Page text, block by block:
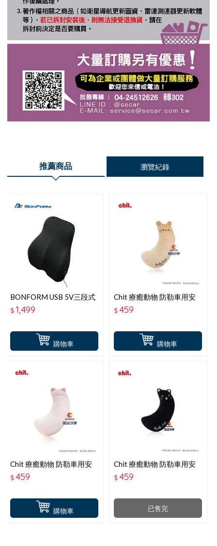
推薦商品 瀏覽紀錄
購物車
BONFORM USB 5V三段式
調整電動按摩腰墊 B5809-
08
$1,499
購物車
Chit 療癒動物 防勒車用安
全帶枕-可愛小熊 HG-SB-
03
$459
購物車
Chit 療癒動物 防勒車用安
全帶枕-粉貓咪 HG-SB-02
$459
已售完
Chit 療癒動物 防勒車用安
全帶枕-黑貓咪 HG-SB-01
$459